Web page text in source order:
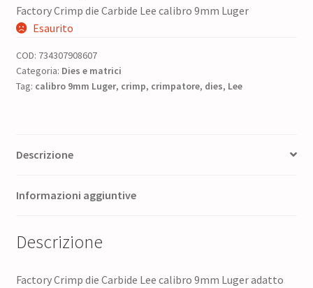
prezzo
originale
era:
30,00 €.
prezzo
è:
24,00 €.
Factory Crimp die Carbide Lee calibro 9mm Luger
Esaurito
COD: 734307908607
Categoria: Dies e matrici
Tag: calibro 9mm Luger, crimp, crimpatore, dies, Lee
Descrizione
Informazioni aggiuntive
Descrizione
Factory Crimp die Carbide Lee calibro 9mm Luger adatto